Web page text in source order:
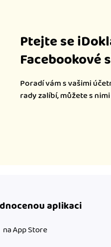
Ptejte se
Facebookové
Poradí vám s vašimi
rady zalíbí, můžete s
aplikaci
na App Store